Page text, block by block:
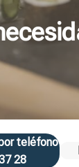
teléfono
28